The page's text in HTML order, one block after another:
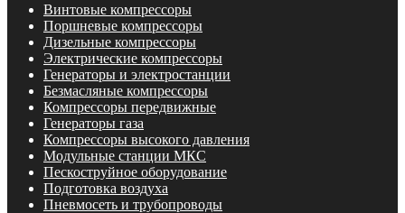
Винтовые компрессоры
Поршневые компрессоры
Дизельные компрессоры
Электрические компрессоры
Генераторы и электростанции
Безмасляные компрессоры
Компрессоры передвижные
Генераторы газа
Компрессоры высокого давления
Модульные станции МКС
Пескоструйное оборудование
Подготовка воздуха
Пневмосеть и трубопроводы